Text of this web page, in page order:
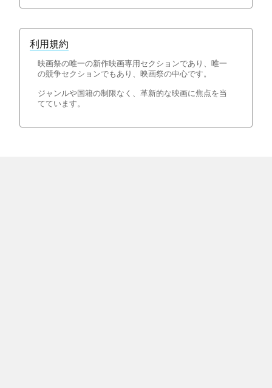
利用規約
映画祭の唯一の新作映画専用セクションであり、唯一
の競争セクションでもあり、映画祭の中心です。
ジャンルや国籍の制限なく、革新的な映画に焦点を当
てています。